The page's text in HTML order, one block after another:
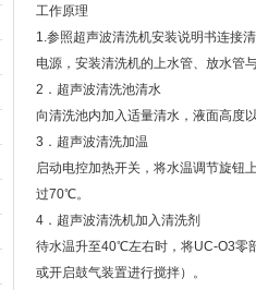
工作原理
1.参照超声波清洗机安装说明书连接
电源，安装清洗机的上水管、放水管
2．超声波清洗池清水
向清洗池内加入适量清水，液面高度
3．超声波清洗加温
启动电控加热开关，将水温调节旋钮
过70℃。
4．超声波清洗机加入清洗剂
待水温升至40℃左右时，将UC-O3零
或开启鼓气装置进行搅拌）。